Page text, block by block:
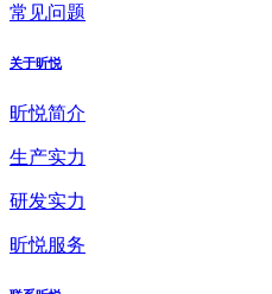
常见问题
关于昕悦
昕悦简介
生产实力
研发实力
昕悦服务